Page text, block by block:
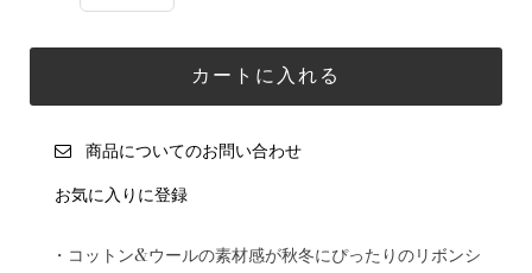
商品についてのお問い合わせ
お気に入りに登録
・コットン&ウールの素材感が秋冬にぴったりのリボンシ